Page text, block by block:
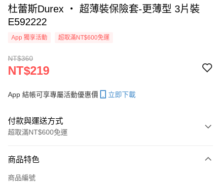
杜蕾斯Durex ‧ 超薄裝保險套-更薄型 3片裝
E592222
App 獨享活動 超取滿NT$600免運
NT$360
NT$219
App 結帳可享專屬活動優惠價 立即下載
付款與運送方式
超取滿NT$600免運
信用卡一次付款
超商取貨付款
商品特色
商品編號